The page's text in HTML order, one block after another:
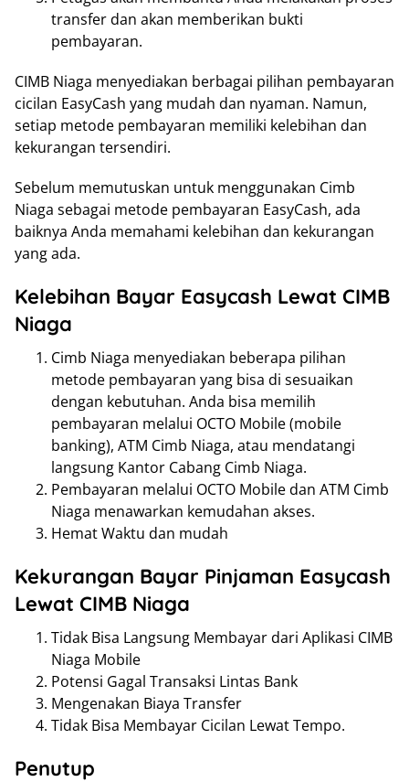
transfer dan akan memberikan bukti
pembayaran.
CIMB Niaga menyediakan berbagai pilihan pembayaran
cicilan EasyCash yang mudah dan nyaman. Namun,
setiap metode pembayaran memiliki kelebihan dan
kekurangan tersendiri.
Sebelum memutuskan untuk menggunakan Cimb
Niaga sebagai metode pembayaran EasyCash, ada
baiknya Anda memahami kelebihan dan kekurangan
yang ada.
Kelebihan Bayar Easycash Lewat CIMB
Niaga
Cimb Niaga menyediakan beberapa pilihan
metode pembayaran yang bisa di sesuaikan
dengan kebutuhan. Anda bisa memilih
pembayaran melalui OCTO Mobile (mobile
banking), ATM Cimb Niaga, atau mendatangi
langsung Kantor Cabang Cimb Niaga.
Pembayaran melalui OCTO Mobile dan ATM Cimb
Niaga menawarkan kemudahan akses.
Hemat Waktu dan mudah
Kekurangan Bayar Pinjaman Easycash
Lewat CIMB Niaga
Tidak Bisa Langsung Membayar dari Aplikasi CIMB
Niaga Mobile
Potensi Gagal Transaksi Lintas Bank
Mengenakan Biaya Transfer
Tidak Bisa Membayar Cicilan Lewat Tempo.
Penutup